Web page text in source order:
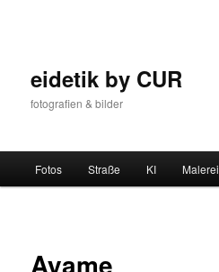
eidetik by CUR
fotografien & bilder
Fotos Straße KI Malerei
Ayame